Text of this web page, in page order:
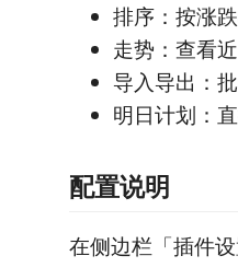
排序：按涨
走势：查看
导入导出：
明日计划：
配置说明
在侧边栏「插件